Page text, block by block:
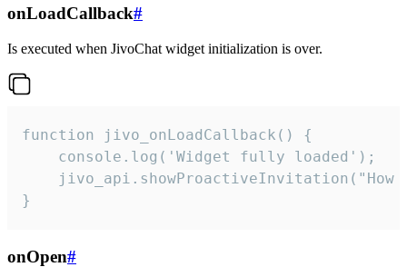
onLoadCallback#
Is executed when JivoChat widget initialization is over.
function jivo_onLoadCallback() {
    console.log('Widget fully loaded');
jivo_api.showProactiveInvitation("How
}
onOpen#